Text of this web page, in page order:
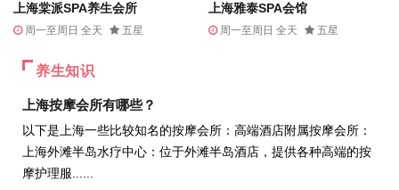
上海棠派SPA养生会所
周一至周日 全天 五星
上海雅泰SPA会馆
周一至周日 全天 五星
养生知识
上海按摩会所有哪些？
以下是上海一些比较知名的按摩会所：高端酒店附属按摩会所：
上海外滩半岛水疗中心：位于外滩半岛酒店，提供各种高端的按
摩护理服......